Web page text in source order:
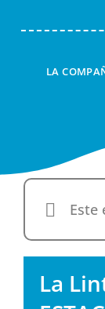
LA
Este
La